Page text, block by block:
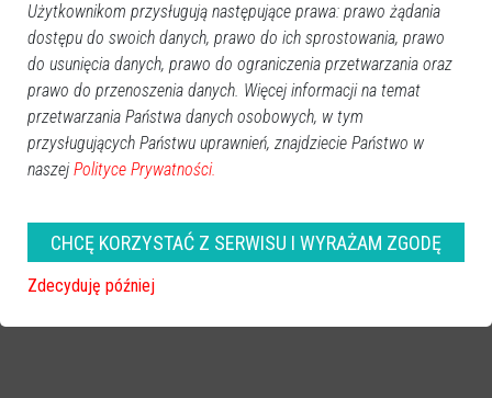
Użytkownikom przysługują następujące prawa: prawo żądania
dostępu do swoich danych, prawo do ich sprostowania, prawo
do usunięcia danych, prawo do ograniczenia przetwarzania oraz
prawo do przenoszenia danych. Więcej informacji na temat
przetwarzania Państwa danych osobowych, w tym
przysługujących Państwu uprawnień, znajdziecie Państwo w
naszej Polityce Prywatności.
CHCĘ KORZYSTAĆ Z SERWISU I WYRAŻAM ZGODĘ
Zdecyduję później